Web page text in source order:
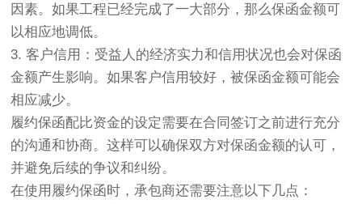
因素。如果工程已经完成了一大部分，那么保函金额可
以相应地调低。
3. 客户信用：受益人的经济实力和信用状况也会对保函
金额产生影响。如果客户信用较好，被保函金额可能会
相应减少。
履约保函配比资金的设定需要在合同签订之前进行充分
的沟通和协商。这样可以确保双方对保函金额的认可，
并避免后续的争议和纠纷。
在使用履约保函时，承包商还需要注意以下几点：